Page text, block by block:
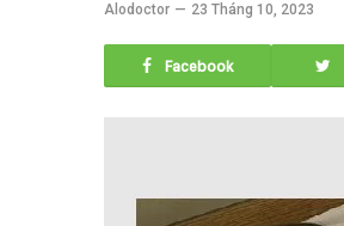
Alodoctor 23 Tháng 10, 2023
Facebook